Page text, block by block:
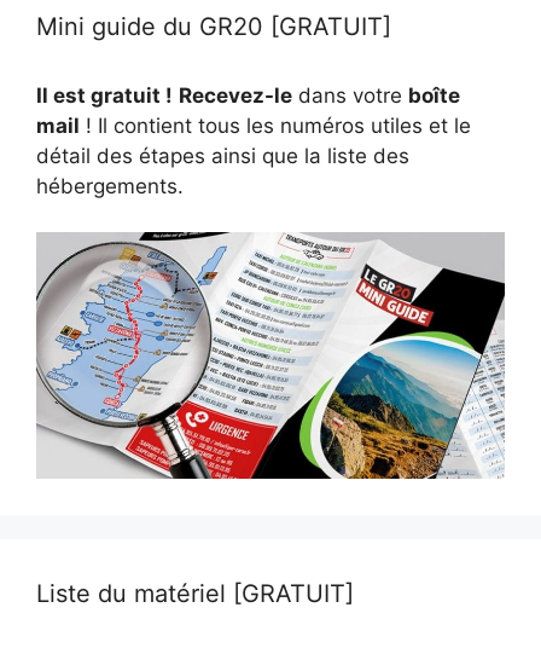
Mini guide du GR20 [GRATUIT]
Il est gratuit ! Recevez-le dans votre boîte
mail ! Il contient tous les numéros utiles et le
détail des étapes ainsi que la liste des
hébergements.
Liste du matériel [GRATUIT]